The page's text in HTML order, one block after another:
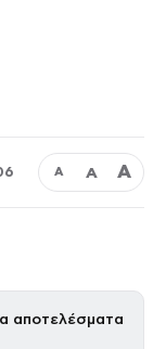
Α Α Α
αποτελέσματα